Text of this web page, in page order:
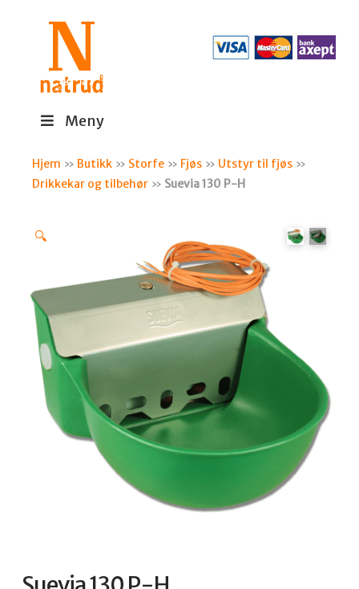
Meny
Hjem » Butikk » Storfe » Fjøs » Utstyr til fjøs »
Drikkekar og tilbehør » Suevia 130 P-H
🔍